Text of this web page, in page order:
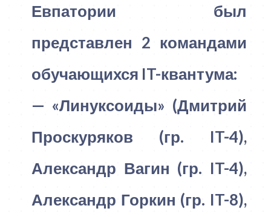
Евпатории был
представлен 2 командами
обучающихся IT-квантума:
— «Линуксоиды» (Дмитрий
Проскуряков (гр. IT-4),
Александр Вагин (гр. IT-4),
Александр Горкин (гр. IT-8),